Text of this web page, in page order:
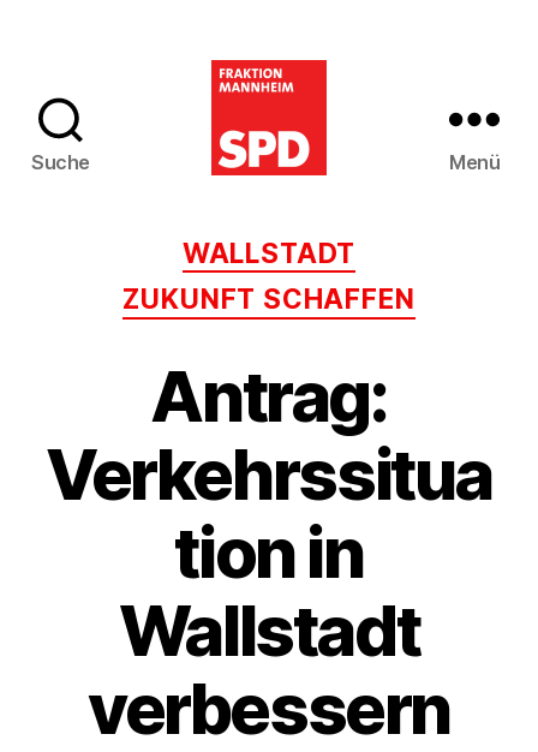
Suche
Mannheim
Menü
Kategorien
WALLSTADT
ZUKUNFT SCHAFFEN
Antrag:
Verkehrssitua
tion in
Wallstadt
verbessern